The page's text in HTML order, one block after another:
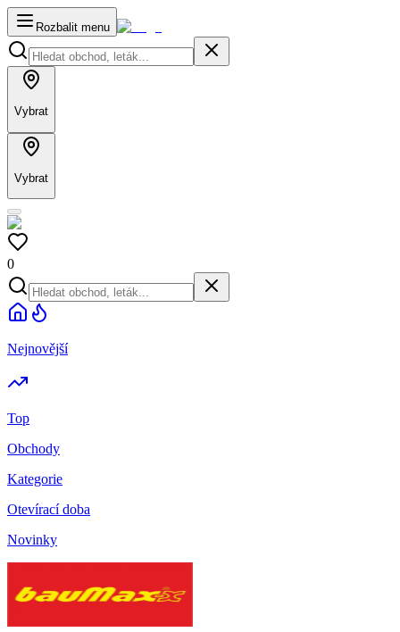
Rozbalit menu
Vybrat
Vybrat
0
Nejnovější
Top
Obchody
Kategorie
Otevírací doba
Novinky